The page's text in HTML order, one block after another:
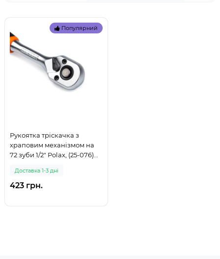
Популярний
Рукоятка тріскачка з
храповим механізмом на
72 зуби 1/2" Polax, (25-076)
Доставка 1-3 дні
423 грн.